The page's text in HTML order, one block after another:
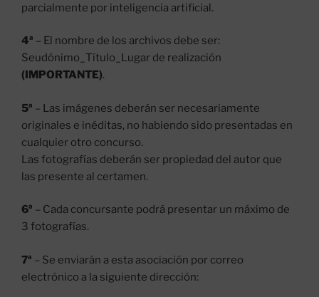
parcialmente por inteligencia artificial.
4ª – El nombre de los archivos debe ser:
Seudónimo_Título_Lugar de realización
(IMPORTANTE).
5ª – Las imágenes deberán ser necesariamente
originales e inéditas, no habiendo sido presentadas en
cualquier otro concurso.
Las fotografías deberán ser propiedad del autor que
las presente al certamen.
6ª – Cada concursante podrá presentar un máximo de
3 fotografías.
7ª – Se enviarán a esta asociación por correo
electrónico a la siguiente dirección: